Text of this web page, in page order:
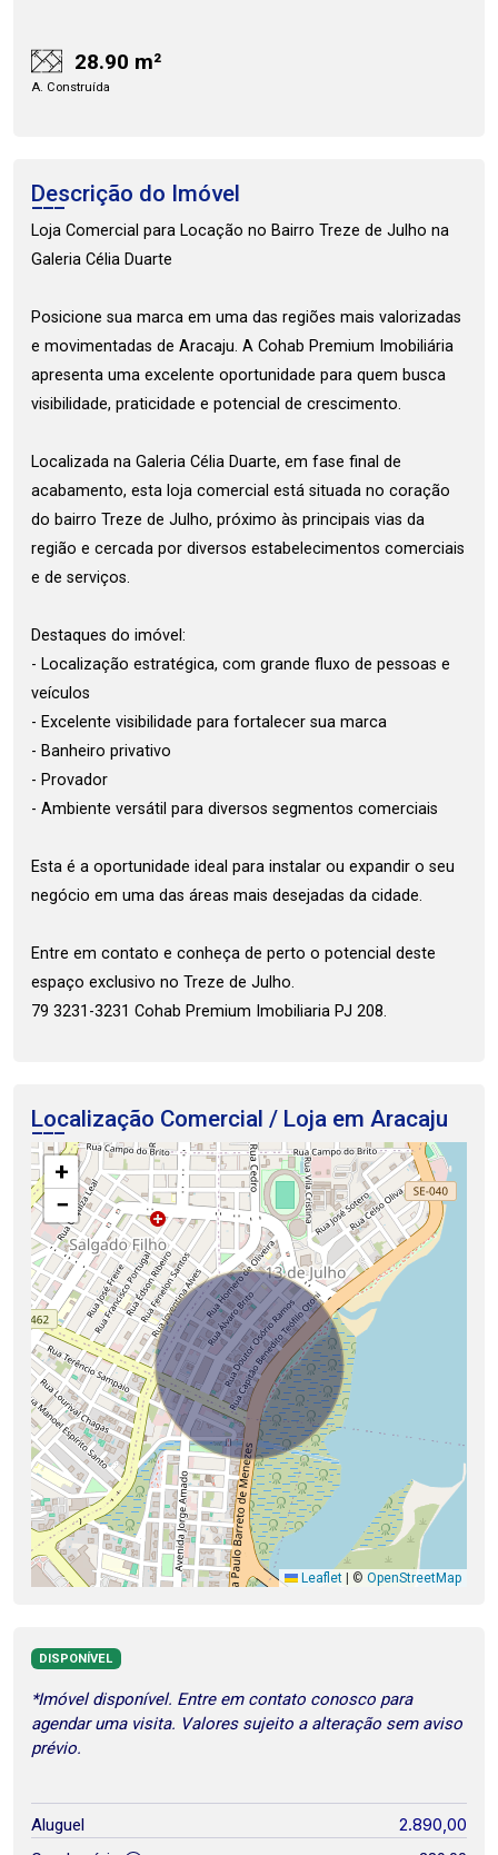
28.90 m²
A. Construída
Descrição do Imóvel
Loja Comercial para Locação no Bairro Treze de Julho na
Galeria Célia Duarte
Posicione sua marca em uma das regiões mais valorizadas
e movimentadas de Aracaju. A Cohab Premium Imobiliária
apresenta uma excelente oportunidade para quem busca
visibilidade, praticidade e potencial de crescimento.
Localizada na Galeria Célia Duarte, em fase final de
acabamento, esta loja comercial está situada no coração
do bairro Treze de Julho, próximo às principais vias da
região e cercada por diversos estabelecimentos comerciais
e de serviços.
Destaques do imóvel:
- Localização estratégica, com grande fluxo de pessoas e
veículos
- Excelente visibilidade para fortalecer sua marca
- Banheiro privativo
- Provador
- Ambiente versátil para diversos segmentos comerciais
Esta é a oportunidade ideal para instalar ou expandir o seu
negócio em uma das áreas mais desejadas da cidade.
Entre em contato e conheça de perto o potencial deste
espaço exclusivo no Treze de Julho.
79 3231-3231 Cohab Premium Imobiliaria PJ 208.
Localização Comercial / Loja em Aracaju
+
−
Leaflet © OpenStreetMap
DISPONÍVEL
*Imóvel disponível. Entre em contato conosco para
agendar uma visita. Valores sujeito a alteração sem aviso
prévio.
Aluguel 2.890,00